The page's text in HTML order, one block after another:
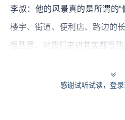
李叔：他的风景真的是所谓的“
楼宇、街道、便利店、路边的
很熟悉，对我们来讲其实都很熟
3000：对，就是比如像《言叶
地上弹起水珠，然后这时候你
感谢试听试读，登